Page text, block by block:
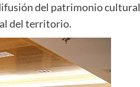
del patrimonio cultural
del territorio.